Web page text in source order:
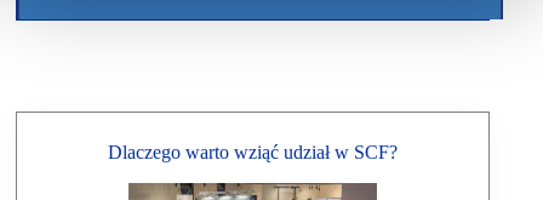
Dlaczego warto wziąć udział w SCF?